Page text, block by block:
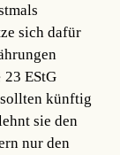
sich dafür
23 EStG
künftig
sie den
nur den